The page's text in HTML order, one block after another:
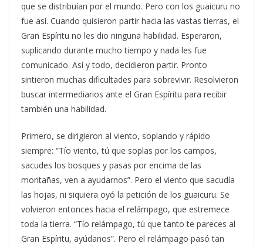
que se distribuían por el mundo. Pero con los guaicuru no
fue así. Cuando quisieron partir hacia las vastas tierras, el
Gran Espíritu no les dio ninguna habilidad. Esperaron,
suplicando durante mucho tiempo y nada les fue
comunicado. Así y todo, decidieron partir. Pronto
sintieron muchas dificultades para sobrevivir. Resolvieron
buscar intermediarios ante el Gran Espíritu para recibir
también una habilidad.
Primero, se dirigieron al viento, soplando y rápido
siempre: “Tío viento, tú que soplas por los campos,
sacudes los bosques y pasas por encima de las
montañas, ven a ayudarnos”. Pero el viento que sacudía
las hojas, ni siquiera oyó la petición de los guaicuru. Se
volvieron entonces hacia el relámpago, que estremece
toda la tierra. “Tío relámpago, tú que tanto te pareces al
Gran Espíritu, ayúdanos”. Pero el relámpago pasó tan